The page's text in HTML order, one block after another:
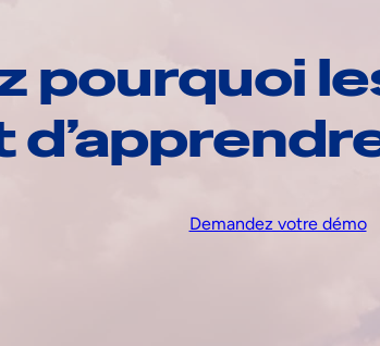
pourquoi
Demandez votre démo